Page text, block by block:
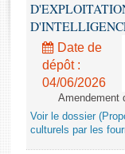
Rapports
Rapports sur
Baromètre de
Budget et
Questions
Date de
dépôt :
04/06/2026
Amendement
Voir le dossier
culturels par les